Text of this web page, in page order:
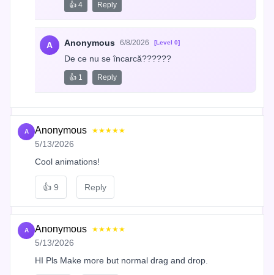
👍 4 Reply
A Anonymous 6/8/2026 [Level 0]
De ce nu se încarcă??????
👍 1 Reply
A Anonymous ★★★★★
5/13/2026
Cool animations!
👍 9 Reply
A Anonymous ★★★★★
5/13/2026
HI Pls Make more but normal drag and drop.